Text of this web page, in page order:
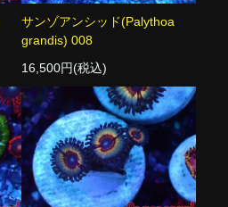
サンゾアンシッド(Palythoa
grandis) 008
16,500円(税込)